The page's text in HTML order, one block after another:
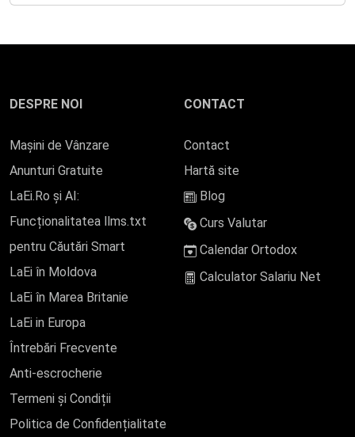
DESPRE NOI
Mașini de Vânzare
Anunturi Gratuite
LaEi.Ro și AI:
Funcționalitatea llms.txt
pentru Căutări Smart
LaEi în Moldova
LaEi în Marea Britanie
LaEi in Europa
Întrebări Frecvente
Anti-escrocherie
Termeni și Condiții
Politica de Confidențialitate
CONTACT
Contact
Hartă site
Blog
Curs Valutar
Calendar Ortodox
Calculator Salariu Net